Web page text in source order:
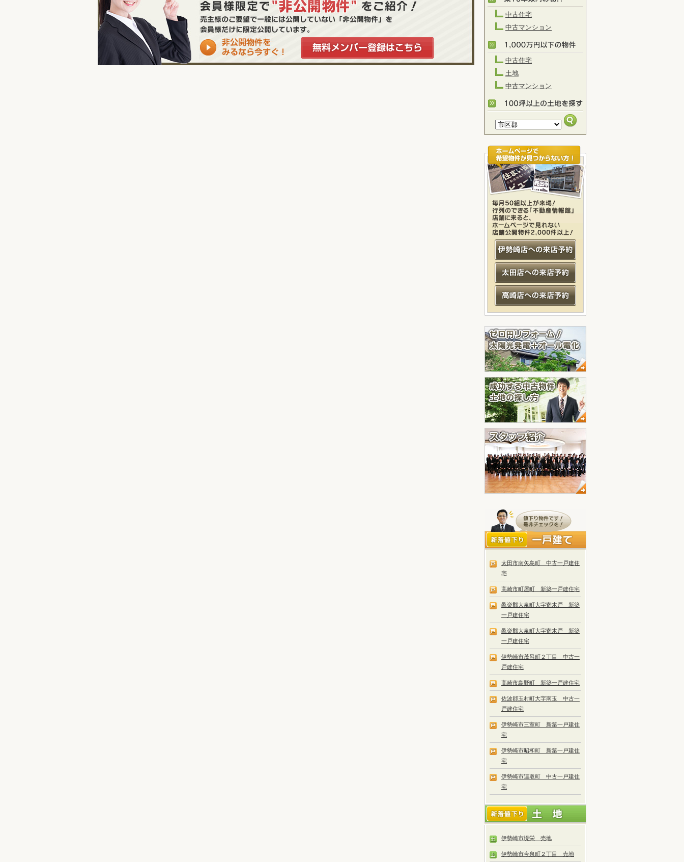
中古住宅
中古マンション
中古住宅
土地
中古マンション
太田市南矢島町 中古一戸建住
宅
高崎市町屋町 新築一戸建住宅
邑楽郡大泉町大字寄木戸 新築
一戸建住宅
邑楽郡大泉町大字寄木戸 新築
一戸建住宅
伊勢崎市茂呂町２丁目 中古一
戸建住宅
高崎市島野町 新築一戸建住宅
佐波郡玉村町大字南玉 中古一
戸建住宅
伊勢崎市三室町 新築一戸建住
宅
伊勢崎市昭和町 新築一戸建住
宅
伊勢崎市連取町 中古一戸建住
宅
伊勢崎市境栄 売地
伊勢崎市今泉町２丁目 売地